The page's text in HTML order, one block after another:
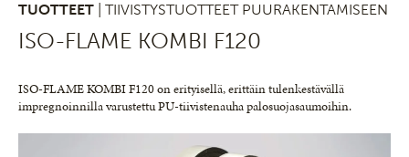
TUOTTEET
| TIIVISTYSTUOTTEET PUURAKENTAMISEEN
ISO-FLAME KOMBI F120
ISO-FLAME KOMBI F120 on erityisellä, erittäin tulenkestävällä
impregnoinnilla varustettu PU-tiivistenauha palosuojasaumoihin.